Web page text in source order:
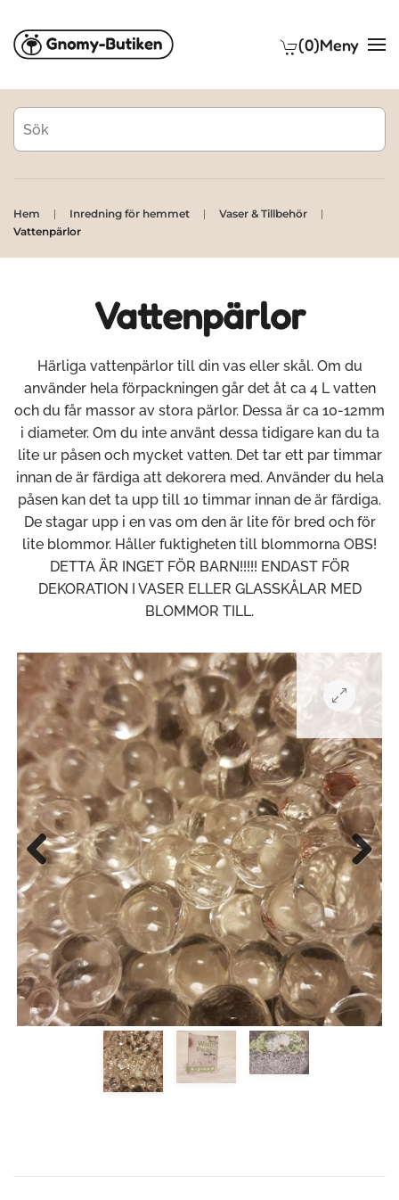
Skip to main content (0)Meny
Hem Inredning för hemmet
Vaser & Tillbehör
Vattenpärlor
Vattenpärlor
Härliga vattenpärlor till din vas eller skål. Om du
använder hela förpackningen går det åt ca 4 L vatten
och du får massor av stora pärlor. Dessa är ca 10-12mm
i diameter. Om du inte använt dessa tidigare kan du ta
lite ur påsen och mycket vatten. Det tar ett par timmar
innan de är färdiga att dekorera med. Använder du hela
påsen kan det ta upp till 10 timmar innan de är färdiga.
De stagar upp i en vas om den är lite för bred och för
lite blommor. Håller fuktigheten till blommorna OBS!
DETTA ÄR INGET FÖR BARN!!!!! ENDAST FÖR
DEKORATION I VASER ELLER GLASSKÅLAR MED
BLOMMOR TILL.
Previous Next